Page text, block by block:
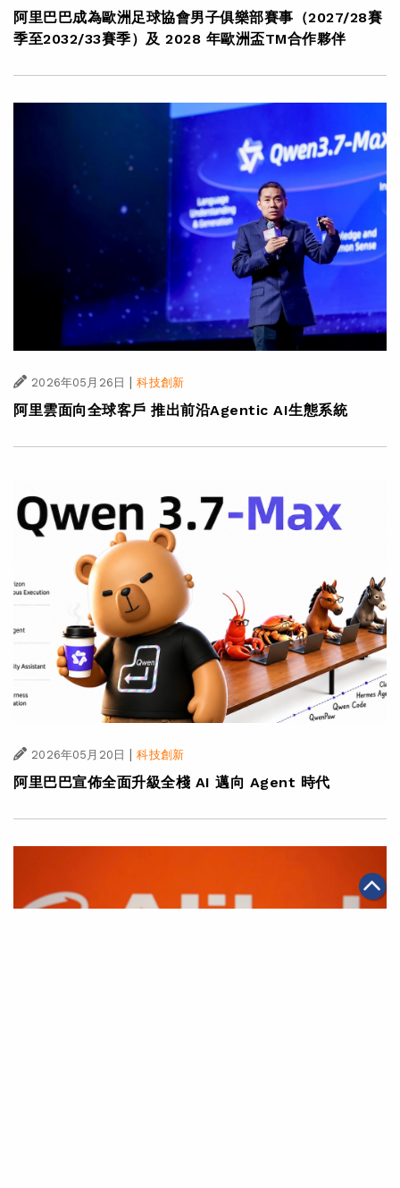
阿里巴巴成為歐洲足球協會男子俱樂部賽事（2027/28賽
季至2032/33賽季）及 2028 年歐洲盃TM合作夥伴
2026年05月26日 科技創新
阿里雲面向全球客戶 推出前沿Agentic AI生態系統
2026年05月20日 | 科技創新
阿里巴巴宣佈全面升級全棧 AI 邁向 Agent 時代